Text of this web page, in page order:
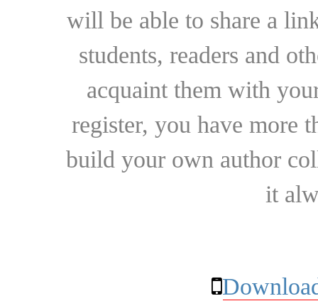
will be able to share a
students, readers and
acquaint them with
register, you have more
build your own author
it